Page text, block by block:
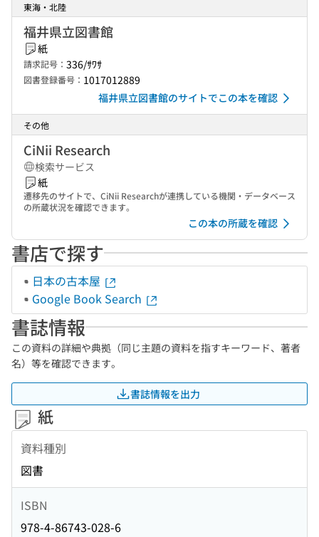
東海・北陸
福井県立図書館
紙
請求記号： 336/ｻﾜｻ
図書登録番号： 1017012889
福井県立図書館のサイトでこの本を確認
その他
CiNii Research
検索サービス
紙
遷移先のサイトで、CiNii Researchが連携している機関・データベース
の所蔵状況を確認できます。
この本の所蔵を確認
書店で探す
日本の古本屋
Google Book Search
書誌情報
この資料の詳細や典拠（同じ主題の資料を指すキーワード、著者
名）等を確認できます。
書誌情報を出力
紙
資料種別
図書
ISBN
978-4-86743-028-6